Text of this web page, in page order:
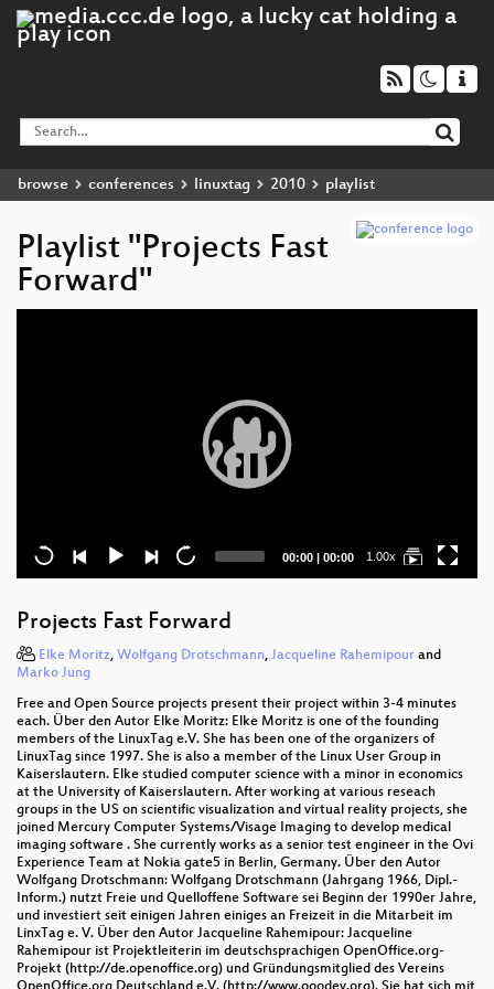
browse conferences linuxtag 2010 playlist
Playlist "Projects Fast
Forward"
Current
00:00 | Total
00:00 1.00x
Projects Fast Forward
Elke Moritz, Wolfgang Drotschmann, Jacqueline Rahemipour and
Marko Jung
Free and Open Source projects present their project within 3-4 minutes
each. Über den Autor Elke Moritz: Elke Moritz is one of the founding
members of the LinuxTag e.V. She has been one of the organizers of
LinuxTag since 1997. She is also a member of the Linux User Group in
Kaiserslautern. Elke studied computer science with a minor in economics
at the University of Kaiserslautern. After working at various reseach
groups in the US on scientific visualization and virtual reality projects, she
joined Mercury Computer Systems/Visage Imaging to develop medical
imaging software . She currently works as a senior test engineer in the Ovi
Experience Team at Nokia gate5 in Berlin, Germany. Über den Autor
Wolfgang Drotschmann: Wolfgang Drotschmann (Jahrgang 1966, Dipl.-
Inform.) nutzt Freie und Quelloffene Software sei Beginn der 1990er Jahre,
und investiert seit einigen Jahren einiges an Freizeit in die Mitarbeit im
LinxTag e. V. Über den Autor Jacqueline Rahemipour: Jacqueline
Rahemipour ist Projektleiterin im deutschsprachigen OpenOffice.org-
Projekt (http://de.openoffice.org) und Gründungsmitglied des Vereins